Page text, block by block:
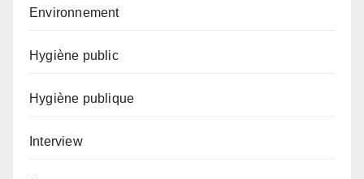
Environnement
Hygiène public
Hygiène publique
Interview